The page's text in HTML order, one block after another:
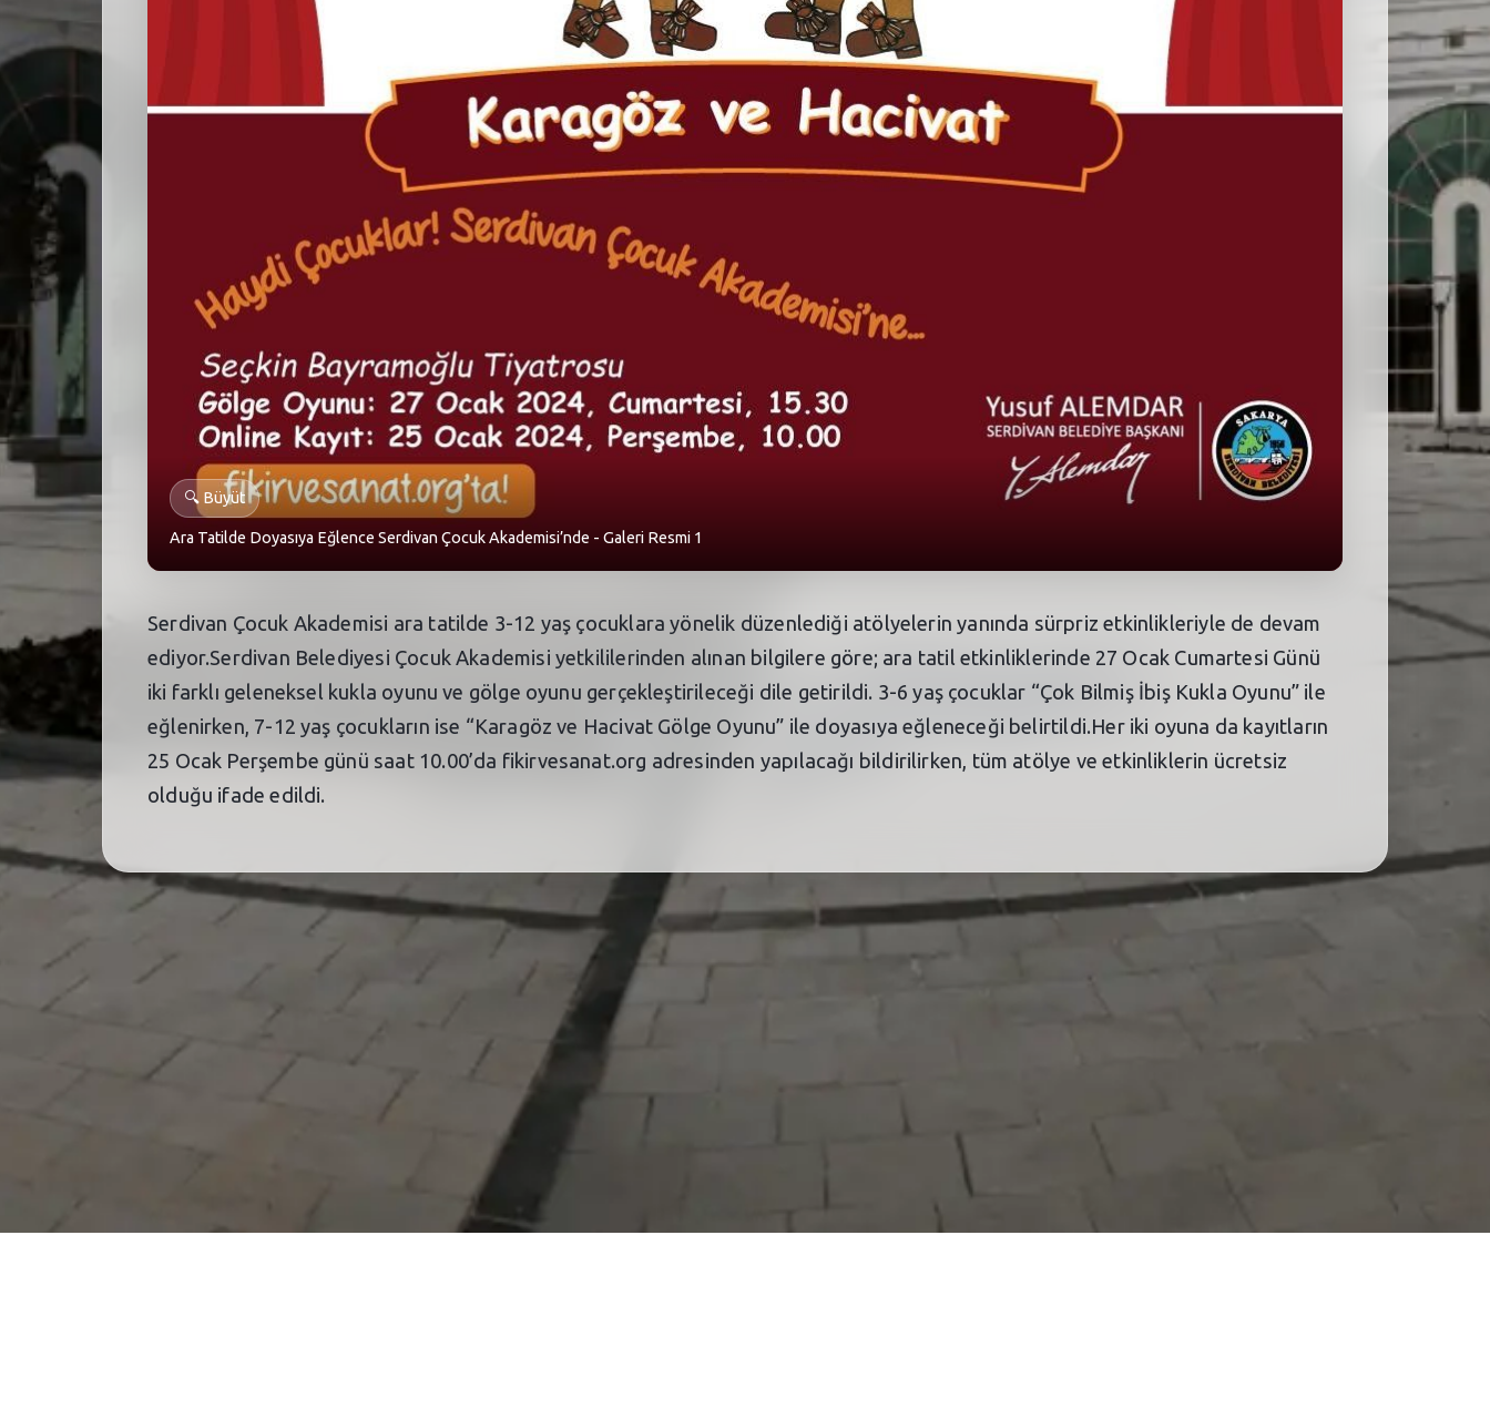
🔍 Büyüt
Ara Tatilde Doyasıya Eğlence Serdivan Çocuk Akademisi’nde - Galeri Resmi 1
Serdivan Çocuk Akademisi ara tatilde 3-12 yaş çocuklara yönelik düzenlediği atölyelerin yanında sürpriz etkinlikleriyle de devam
ediyor.Serdivan Belediyesi Çocuk Akademisi yetkililerinden alınan bilgilere göre; ara tatil etkinliklerinde 27 Ocak Cumartesi Günü
iki farklı geleneksel kukla oyunu ve gölge oyunu gerçekleştirileceği dile getirildi. 3-6 yaş çocuklar “Çok Bilmiş İbiş Kukla Oyunu” ile
eğlenirken, 7-12 yaş çocukların ise “Karagöz ve Hacivat Gölge Oyunu” ile doyasıya eğleneceği belirtildi.Her iki oyuna da kayıtların
25 Ocak Perşembe günü saat 10.00’da fikirvesanat.org adresinden yapılacağı bildirilirken, tüm atölye ve etkinliklerin ücretsiz
olduğu ifade edildi.